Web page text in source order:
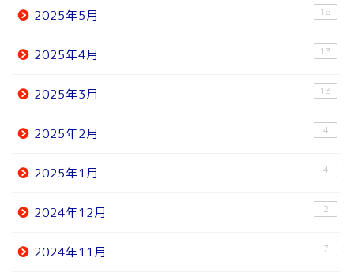
2025年5月 18
2025年4月 13
2025年3月 13
2025年2月 4
2025年1月 4
2024年12月 2
2024年11月 7